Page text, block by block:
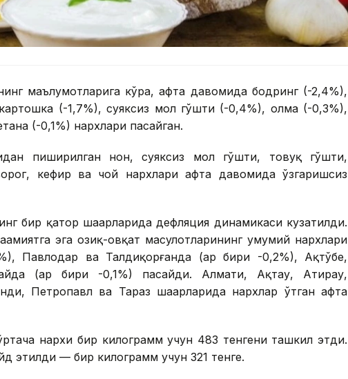
маълумотларига кўра, ҳафта давомида бодринг (-2,4%),
(-1,7%), суяксиз мол гўшти (-0,4%), олма (-0,3%),
(-0,1%) нархлари пасайган.
пиширилган нон, суяксиз мол гўшти, товуқ гўшти,
кефир ва чой нархлари ҳафта давомида ўзгаришсиз
бир қатор шаҳарларида дефляция динамикаси кузатилди.
эга озиқ-овқат маҳсулотларининг умумий нархлари
Павлодар ва Талдиқорғанда (ҳар бири -0,2%), Ақтўбе,
(ҳар бири -0,1%) пасайди. Алмати, Ақтау, Атирау,
Петропавл ва Тараз шаҳарларида нархлар ўтган ҳафта
нархи бир килограмм учун 483 тенгени ташкил этди.
этилди — бир килограмм учун 321 тенге.